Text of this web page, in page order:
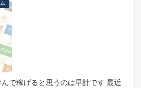
で稼げると思うのは早計です 最近